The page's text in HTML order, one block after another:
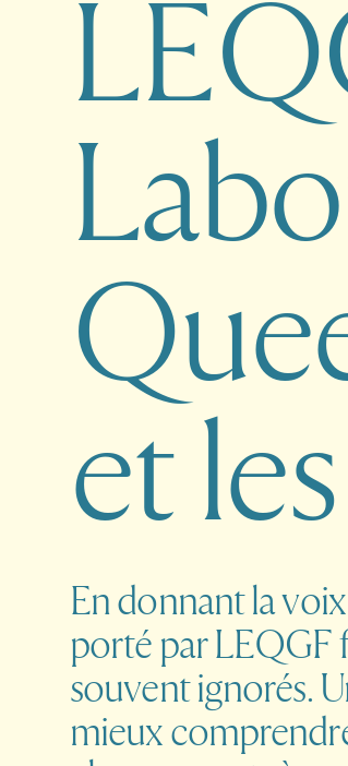
LEQ
Labo
Que
etles
En donnant la
porté par LEQGF
souvent ignorés.
mieux